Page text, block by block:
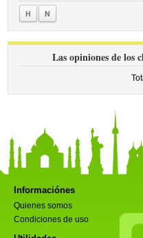
H N
Las opiniones de los
Informaciónes
Quienes somos
Condiciones de uso